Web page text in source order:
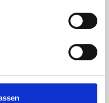
TĚLO I DUŠI
PRESSEGGER
KONDICI
se při postoji jógy,
vodě.